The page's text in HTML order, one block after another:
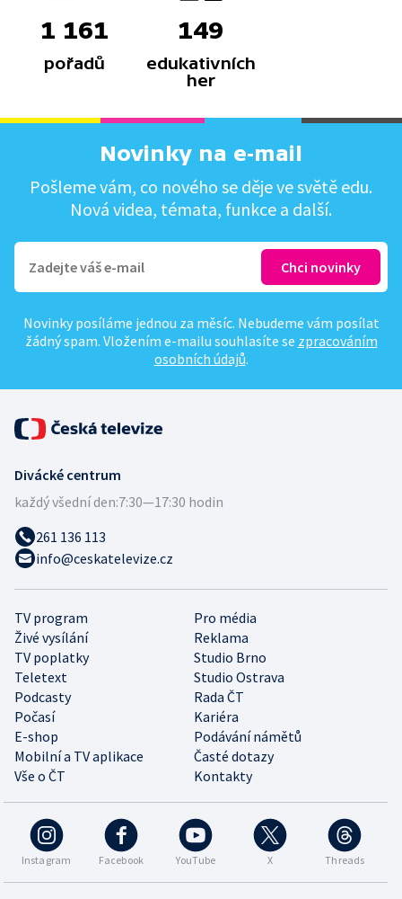
1 161
pořadů
149
edukativních
her
Novinky na e-mail
Pošleme vám, co nového se děje ve světě edu.
Nová videa, témata, funkce a další.
Novinky posíláme jednou za měsíc. Nebudeme vám posílat
žádný spam. Vložením e-mailu souhlasíte se zpracováním
osobních údajů.